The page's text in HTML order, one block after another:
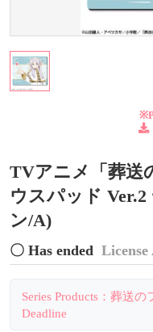
TVアニメ「葬送
ウスパッド
ン/A)
〇 Has ended License
Series Products：葬送
Deadline